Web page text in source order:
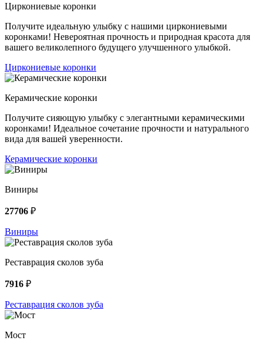
Циркониевые коронки
Получите идеальную улыбку с нашими циркониевыми
коронками! Невероятная прочность и природная красота для
вашего великолепного будущего улучшенного улыбкой.
Циркониевые коронки
Керамические коронки
Получите сияющую улыбку с элегантными керамическими
коронками! Идеальное сочетание прочности и натурального
вида для вашей уверенности.
Керамические коронки
Виниры
27706 ₽
Виниры
Реставрация сколов зуба
7916 ₽
Реставрация сколов зуба
Мост